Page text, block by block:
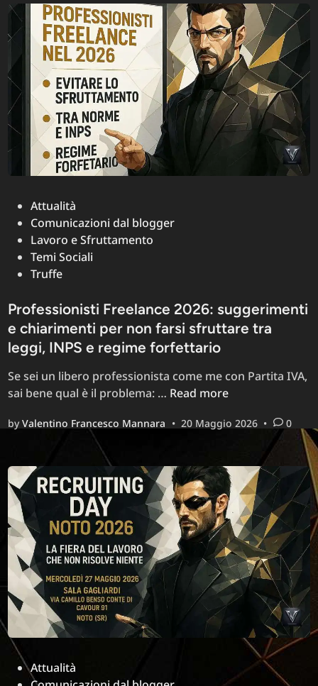
perché
non
sono
mondi
separati
PostedAttualità
Comunicazioni dal blogger
Lavoro e Sfruttamento
Temi Sociali
Truffe
Professionisti Freelance 2026: suggerimenti
e chiarimenti per non farsi sfruttare tra
leggi, INPS e regime forfettario
Se sei un libero professionista come me con Partita IVA,
sai bene qual è il problema: … Professionisti
2026:
chiarimenti
per
non
farsi
sfruttare
tra
leggi,
INPS
regime
Read more
byValentino Francesco Mannara • 20 Maggio 2026 • 0
PostedAttualità